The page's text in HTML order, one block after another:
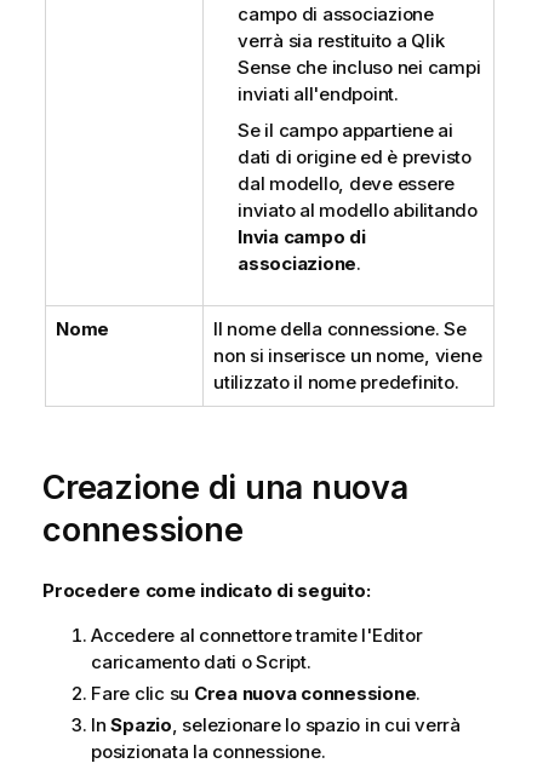
campo di associazione
verrà sia restituito a Qlik
Senseche incluso nei campi
inviati all'endpoint.
Se il campo appartiene ai
dati di origine ed è previsto
dal modello, deve essere
inviato al modello abilitando
Invia campo di
associazione.
Nome
Il nome della connessione. Se
non si inserisce un nome, viene
utilizzato il nome predefinito.
Creazione di una nuova
connessione
Procedere come indicato di seguito:
Accedere al connettore tramite l'Editor
caricamento dati oScript.
Fare clic su Crea nuova connessione.
InSpazio, selezionare lo spazio in cui verrà
posizionata la connessione.